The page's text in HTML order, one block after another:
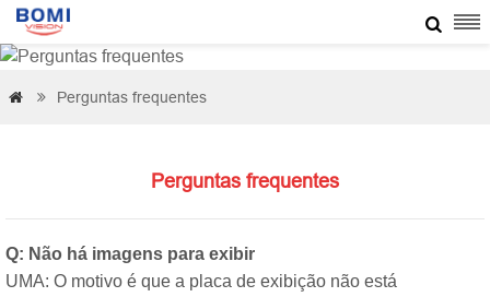

  Perguntas frequentes
Perguntas frequentes
Q: Não há imagens para exibir
UMA: O motivo é que a placa de exibição não está